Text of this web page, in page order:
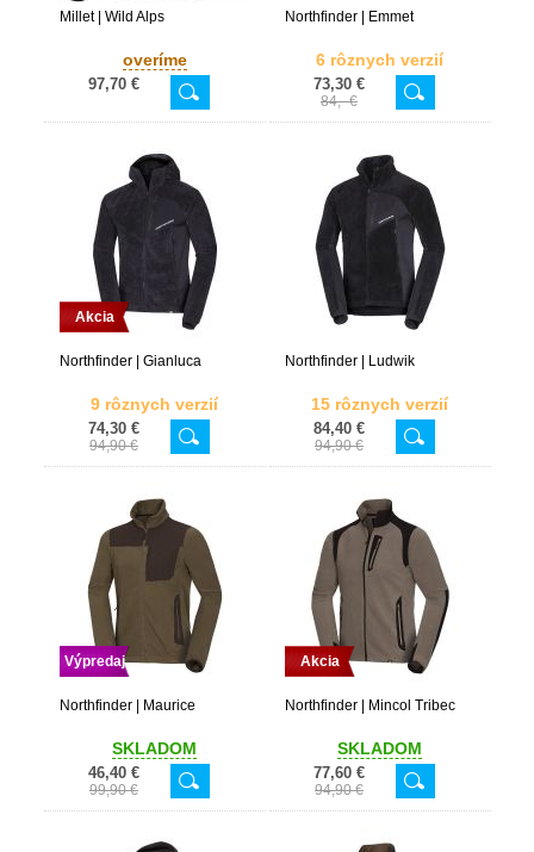
Millet | Wild Alps
overíme
97,70 €
Northfinder | Emmet
6 rôznych verzií
73,30 €
84,- €
Akcia
Northfinder | Gianluca
9 rôznych verzií
74,30 €
94,90 €
Northfinder | Ludwik
15 rôznych verzií
84,40 €
94,90 €
Výpredaj
Northfinder | Maurice
SKLADOM
46,40 €
99,90 €
Akcia
Northfinder | Mincol Tribec
SKLADOM
77,60 €
94,90 €